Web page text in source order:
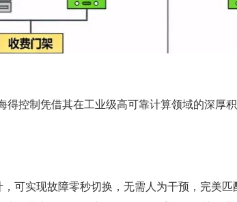
控制凭借其在工业级高可靠计算领域的深厚
可实现故障零秒切换，无需人为干预，完美